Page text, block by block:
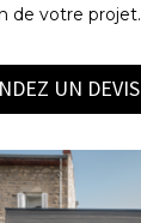
de votre projet.
UN DEVIS